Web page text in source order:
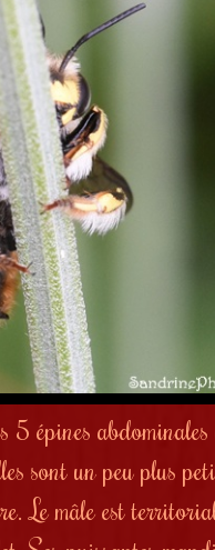
5 épines
sont un peu plus
Le mâle est